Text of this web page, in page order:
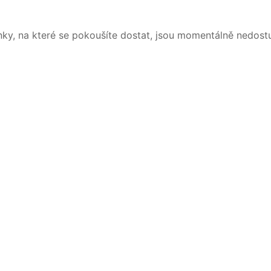
na které se pokoušíte dostat, jsou momentálně